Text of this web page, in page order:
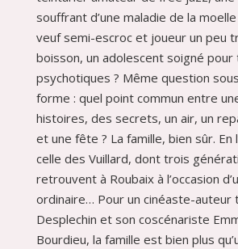
souffrant d’une maladie de la
veuf semi-escroc et joueur un peu
boisson, un adolescent soigné pour
psychotiques ? Même question
forme : quel point commun entre
histoires, des secrets, un air, un
et une fête ? La famille, bien sûr. En
celle des Vuillard, dont trois
retrouvent à Roubaix à l’occasion
ordinaire… Pour un cinéaste-auteur
Desplechin et son coscénariste
Bourdieu, la famille est bien plus